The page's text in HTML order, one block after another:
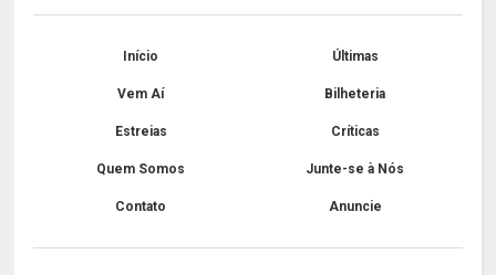
Início Últimas
Vem Aí Bilheteria
Estreias Críticas
Quem Somos Junte-se à Nós
Contato Anuncie